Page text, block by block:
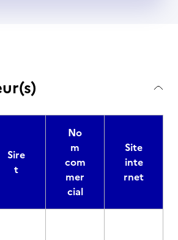
Sire
t
No
m
com
mer
cial
Site
inte
rnet